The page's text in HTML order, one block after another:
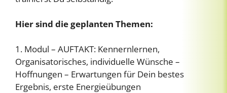
Hier sind die geplanten Themen:
1. Modul – AUFTAKT: Kennernlernen,
Organisatorisches, individuelle Wünsche –
Hoffnungen – Erwartungen für Dein bestes
Ergebnis, erste Energieübungen